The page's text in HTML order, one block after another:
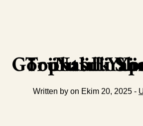
Görüntülü Showlarda Topluluk
Written by on Ekim 20, 2025 -